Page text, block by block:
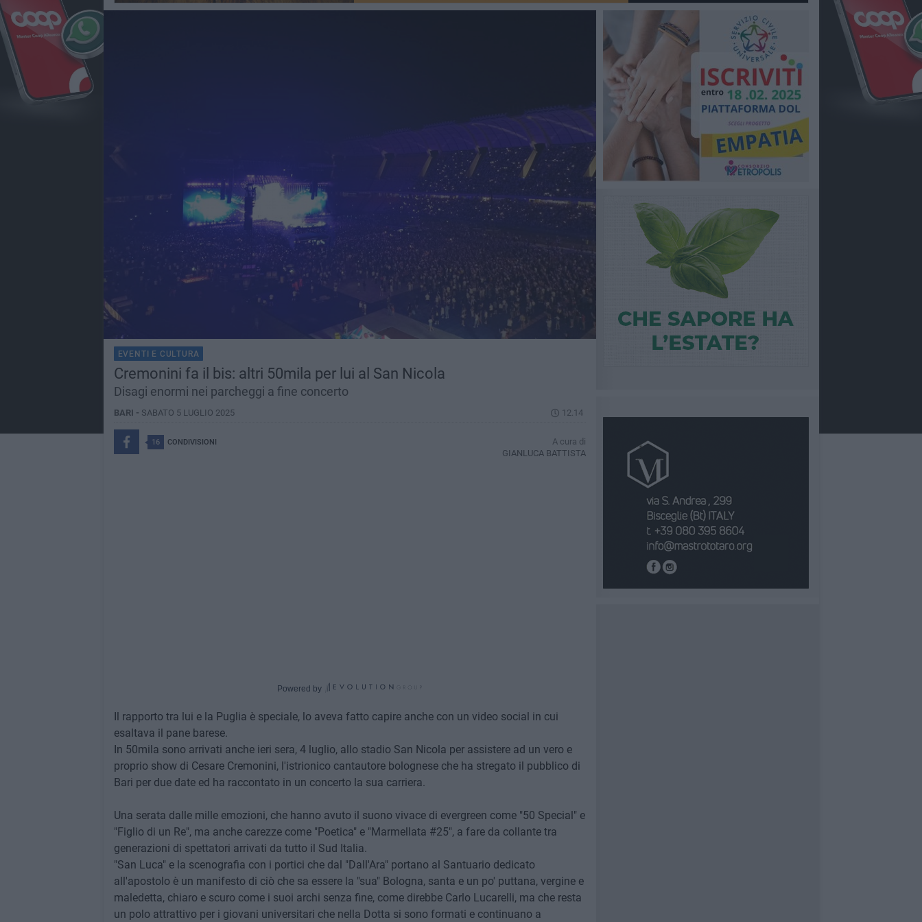
EVENTI E CULTURA
Cremonini fa il bis: altri 50mila per lui al San Nicola
Disagi enormi nei parcheggi a fine concerto
BARI - SABATO 5 LUGLIO 2025 12.14
16 CONDIVISIONI
A cura di
GIANLUCA BATTISTA
Powered by
Il rapporto tra lui e la Puglia è speciale, lo aveva fatto capire anche con un video social in cui
esaltava il pane barese.
In 50mila sono arrivati anche ieri sera, 4 luglio, allo stadio San Nicola per assistere ad un vero e
proprio show di Cesare Cremonini, l'istrionico cantautore bolognese che ha stregato il pubblico di
Bari per due date ed ha raccontato in un concerto la sua carriera.
Una serata dalle mille emozioni, che hanno avuto il suono vivace di evergreen come "50 Special" e
"Figlio di un Re", ma anche carezze come "Poetica" e "Marmellata #25", a fare da collante tra
generazioni di spettatori arrivati da tutto il Sud Italia.
"San Luca" e la scenografia con i portici che dal "Dall'Ara" portano al Santuario dedicato
all'apostolo è un manifesto di ciò che sa essere la "sua" Bologna, santa e un po' puttana, vergine e
maledetta, chiaro e scuro come i suoi archi senza fine, come direbbe Carlo Lucarelli, ma che resta
un polo attrattivo per i giovani universitari che nella Dotta si sono formati e continuano a